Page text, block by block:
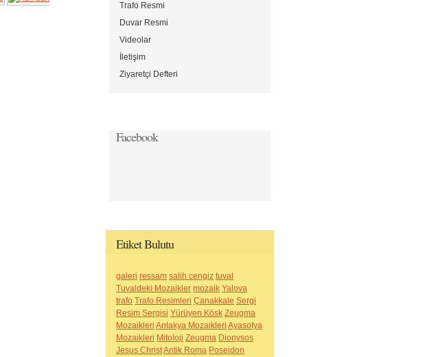
Trafo Resmi
Duvar Resmi
Videolar
İletişim
Ziyaretçi Defteri
Facebook
EtiketBulutu
galeri ressam salih cengiz tuval
Tuvaldeki Mozaikler mozaik Yalova
trafo Trafo Resimleri Çanakkale Sergi
Resim Sergisi Yürüyen Kösk Zeugma
Mozaikleri Antakya Mozaikleri Ayasofya
Mozaikleri Mitoloji Zeugma Dionysos
Jesus ChristAntik Roma Poseidon